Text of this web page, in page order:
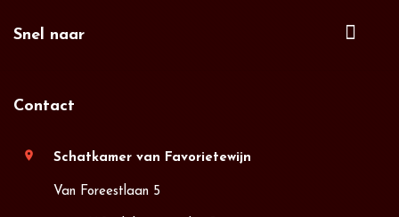
Snel naar
Contact
location_on Schatkamer van Favorietewijn
Van Foreestlaan 5